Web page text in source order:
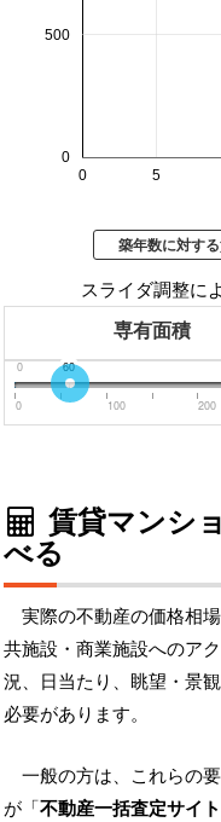
0 5
0
500
築年数に対す
スライダ調整に
専有面積
0 60
0 100 200
賃貸マンシ
べる
実際の不動産の価格相
共施設・商業施設へのア
況、日当たり、眺望・景
必要があります。
一般の方は、これらの
が「不動産一括査定サイト